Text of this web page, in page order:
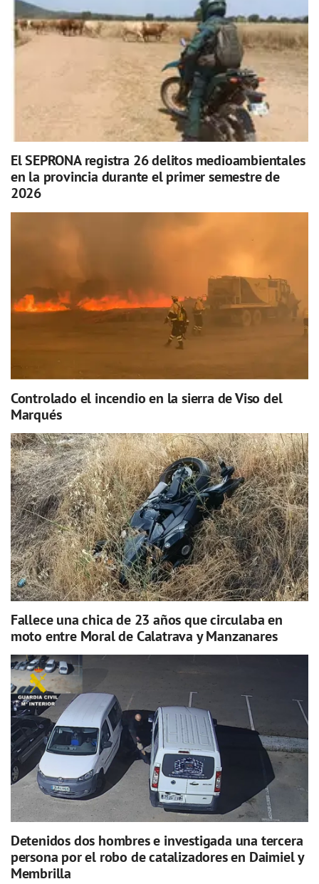
El SEPRONA registra 26 delitos medioambientales
en la provincia durante el primer semestre de
2026
Controlado el incendio en la sierra de Viso del
Marqués
Fallece una chica de 23 años que circulaba en
moto entre Moral de Calatrava y Manzanares
Detenidos dos hombres e investigada una tercera
persona por el robo de catalizadores en Daimiel y
Membrilla